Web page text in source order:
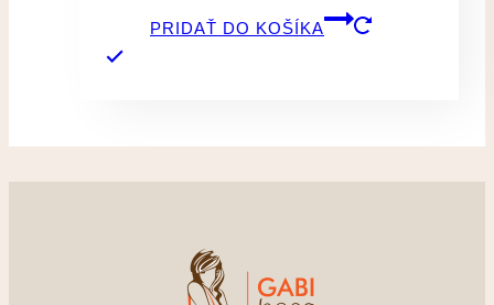
PRIDAŤ DO KOŠÍKA